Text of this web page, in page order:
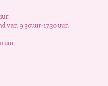
van 9.30uur-17.30 uur.
uur